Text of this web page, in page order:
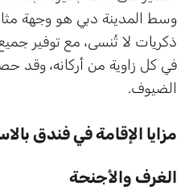
وسط المدينة دبي هو وجهة
ذكريات لا تُنسى، مع توفير
الضيوف.
مزايا الإقامة في فندق
الغرف والأجنحة